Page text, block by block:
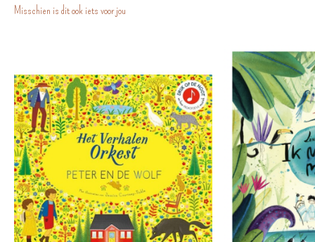
Misschien is dit ook iets voor jou